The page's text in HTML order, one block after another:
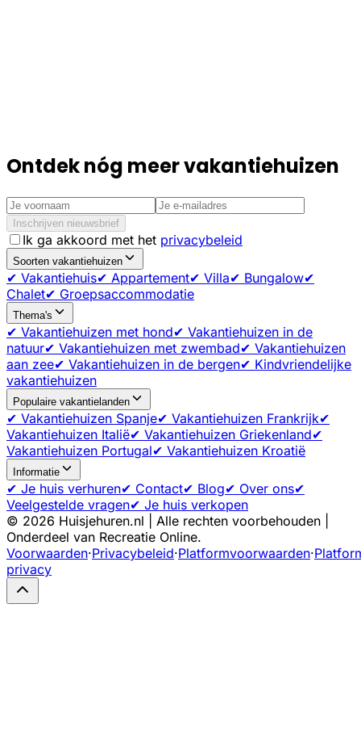
Ontdek nóg meer vakantiehuizen
Inschrijven nieuwsbrief
Ik ga akkoord met het privacybeleid
Soorten vakantiehuizen
✔ Vakantiehuis✔ Appartement✔ Villa✔ Bungalow✔
Chalet✔ Groepsaccommodatie
Thema's
✔ Vakantiehuizen met hond✔ Vakantiehuizen in de
natuur✔ Vakantiehuizen met zwembad✔ Vakantiehuizen
aan zee✔ Vakantiehuizen in de bergen✔ Kindvriendelijke
vakantiehuizen
Populaire vakantielanden
✔ Vakantiehuizen Spanje✔ Vakantiehuizen Frankrijk✔
Vakantiehuizen Italië✔ Vakantiehuizen Griekenland✔
Vakantiehuizen Portugal✔ Vakantiehuizen Kroatië
Informatie
✔ Je huis verhuren✔ Contact✔ Blog✔ Over ons✔
Veelgestelde vragen✔ Je huis verkopen
© 2026 Huisjehuren.nl | Alle rechten voorbehouden |
Onderdeel van Recreatie Online.
Voorwaarden·Privacybeleid·Platformvoorwaarden·
privacy